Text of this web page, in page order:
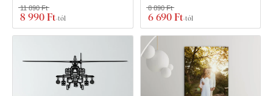
8 990 Ft-tól
11 890 Ft
6 690 Ft-tól
8 890 Ft